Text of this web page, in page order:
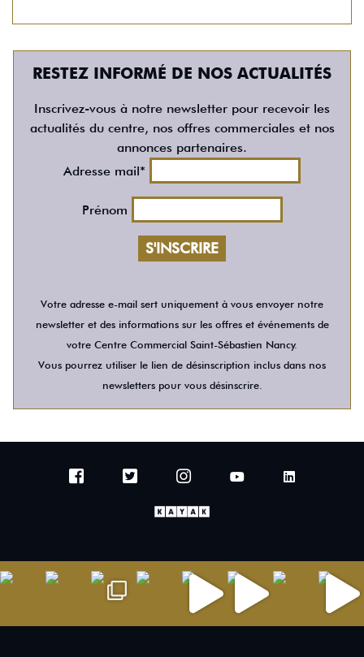
RESTEZ INFORMÉ DE NOS ACTUALITÉS
Inscrivez-vous à notre newsletter pour recevoir les
actualités du centre, nos offres commerciales et nos
annonces partenaires.
Adresse mail*
Prénom
Votre adresse e-mail sert uniquement à vous envoyer notre
newsletter et des informations sur les offres et événements de
votre Centre Commercial Saint-Sébastien Nancy.
Vous pourrez utiliser le lien de désinscription inclus dans nos
newsletters pour vous désinscrire.